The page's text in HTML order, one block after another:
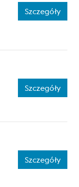
Szczegóły
Szczegóły
Szczegóły